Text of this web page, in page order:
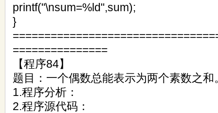
printf("\nsum=%ld",sum);
}
===============
【程序84】
题目：一个偶数总能表示为两个素数之和
1.程序分析：
2.程序源代码：